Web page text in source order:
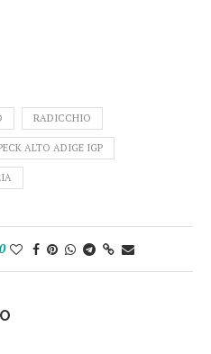
RADICCHIO
ALTO ADIGE IGP
0